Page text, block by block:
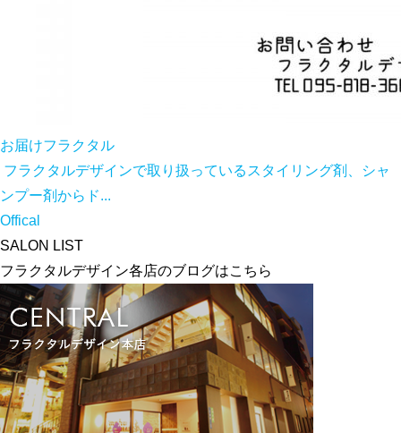
お届けフラクタル
フラクタルデザインで取り扱っているスタイリング剤、シャ
ンプー剤からド...
Offical
SALON LIST
フラクタルデザイン各店のブログはこちら